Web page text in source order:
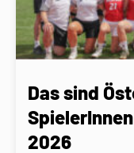
Das sind
2026